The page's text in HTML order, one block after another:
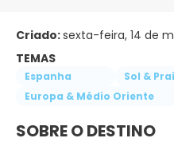
Criado:sexta-feira, 14 de
TEMAS
Espanha
Sol &
Europa & Médio Oriente
SOBRE O DESTINO